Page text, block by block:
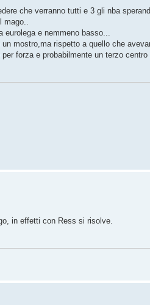
che verranno tutti e 3 gli nba
e nemmeno basso...
mostro,ma rispetto a quello che
forza e probabilmente un terzo
in effetti con Ress si risolve.